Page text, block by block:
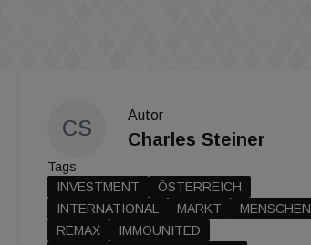
CS
Autor
Charles Steiner
Tags
INVESTMENT
ÖSTERREICH
INTERNATIONAL
MARKT
MENSCHEN
REMAX
IMMOUNITED